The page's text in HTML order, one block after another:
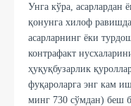
Унга кўра, асарлардан
қонунга хилоф
асарларнинг ёки
контрафакт
ҳуқуқбузарлик
фуқароларга энг кам
минг 730 сўмдан) беш